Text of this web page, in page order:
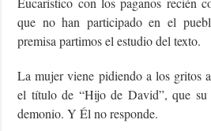
que no han participado en el
premisa partimos el estudio del texto.
La mujer viene pidiendo a los gritos
el título de “Hijo de David”, que su
demonio. Y Él no responde.